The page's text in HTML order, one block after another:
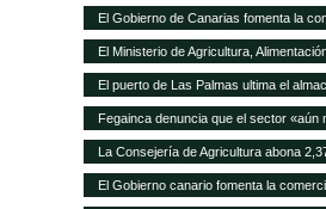
sensiblemente
El Gobierno de Canarias fomenta la
variedades tradicionales de Canarias
El Ministerio de Agricultura,
nueva convocatoria de subvenciones
aplicada al sector ganadero por 6,3
El puerto de Las Palmas ultima el
Alimentos
Fegainca denuncia que el sector «aún
POSEI 2013»
La Consejería de Agricultura abona
láctea y queserías artesanales
El Gobierno canario fomenta la